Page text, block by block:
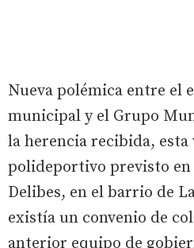
Nueva polémica entre el
municipal y el Grupo
la herencia recibida, esta
polideportivo previsto
Delibes, en el barrio de
existía un convenio de
anterior equipo de